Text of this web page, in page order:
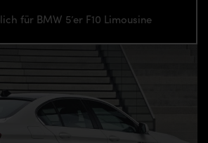
für BMW 5’er F10 Limousine